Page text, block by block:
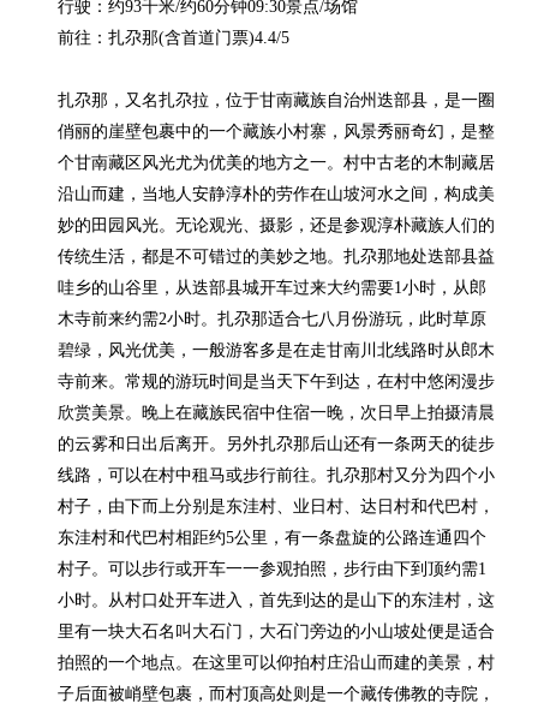
行驶：约93千米/约60分钟09:30景点/场馆
前往：扎尕那(含首道门票)4.4/5
扎尕那，又名扎尕拉，位于甘南藏族自治州迭部县，是一圈
俏丽的崖壁包裹中的一个藏族小村寨，风景秀丽奇幻，是整
个甘南藏区风光尤为优美的地方之一。村中古老的木制藏居
沿山而建，当地人安静淳朴的劳作在山坡河水之间，构成美
妙的田园风光。无论观光、摄影，还是参观淳朴藏族人们的
传统生活，都是不可错过的美妙之地。扎尕那地处迭部县益
哇乡的山谷里，从迭部县城开车过来大约需要1小时，从郎
木寺前来约需2小时。扎尕那适合七八月份游玩，此时草原
碧绿，风光优美，一般游客多是在走甘南川北线路时从郎木
寺前来。常规的游玩时间是当天下午到达，在村中悠闲漫步
欣赏美景。晚上在藏族民宿中住宿一晚，次日早上拍摄清晨
的云雾和日出后离开。另外扎尕那后山还有一条两天的徒步
线路，可以在村中租马或步行前往。扎尕那村又分为四个小
村子，由下而上分别是东洼村、业日村、达日村和代巴村，
东洼村和代巴村相距约5公里，有一条盘旋的公路连通四个
村子。可以步行或开车一一参观拍照，步行由下到顶约需1
小时。从村口处开车进入，首先到达的是山下的东洼村，这
里有一块大石名叫大石门，大石门旁边的小山坡处便是适合
拍照的一个地点。在这里可以仰拍村庄沿山而建的美景，村
子后面被峭壁包裹，而村顶高处则是一个藏传佛教的寺院，